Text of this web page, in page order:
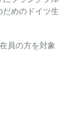
だめのドイツ生
員の方を対象